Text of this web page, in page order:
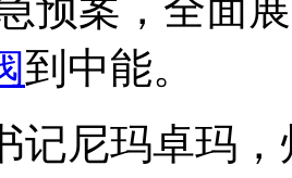
预案，全面
到中能。
记尼玛卓玛